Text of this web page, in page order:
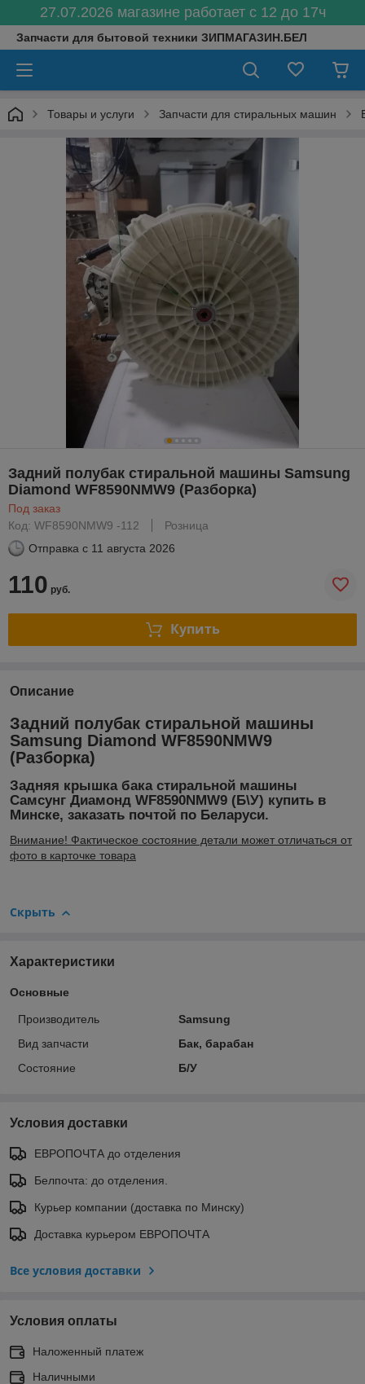
27.07.2026 магазине работает с 12 до 17ч
Запчасти для бытовой техники ЗИПМАГАЗИН.БЕЛ
Товары и услуги Запчасти для стиральных машин
Задний полубак стиральной машины Samsung
Diamond WF8590NMW9 (Разборка)
Под заказ
Код: WF8590NMW9 -112
Розница
Отправка с 11 августа 2026
110 руб.
Купить
Описание
Задний полубак стиральной машины
Samsung Diamond WF8590NMW9
(Разборка)
Задняя крышка бака стиральной машины
Самсунг Диамонд WF8590NMW9 (Б\У) купить в
Минске, заказать почтой по Беларуси.
Внимание! Фактическое состояние детали может отличаться от
фото в карточке товара
Скрыть
Характеристики
Основные
Производитель
Samsung
Вид запчасти
Бак, барабан
Состояние
Б/У
Условия доставки
ЕВРОПОЧТА до отделения
Белпочта: до отделения.
Курьер компании (доставка по Минску)
Доставка курьером ЕВРОПОЧТА
Все условия доставки
Условия оплаты
Наложенный платеж
Наличными